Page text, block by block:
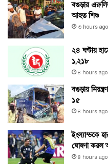
বগুড়ার
আহত শিশু
৩ hours ago
২৪ ঘণ্টায়
১,২১৮
৪ hours ago
বগুড়ায়
১৫
৪ hours ago
ইংল্যান্ডকে
ঘোষণা করল
৪ hours ago